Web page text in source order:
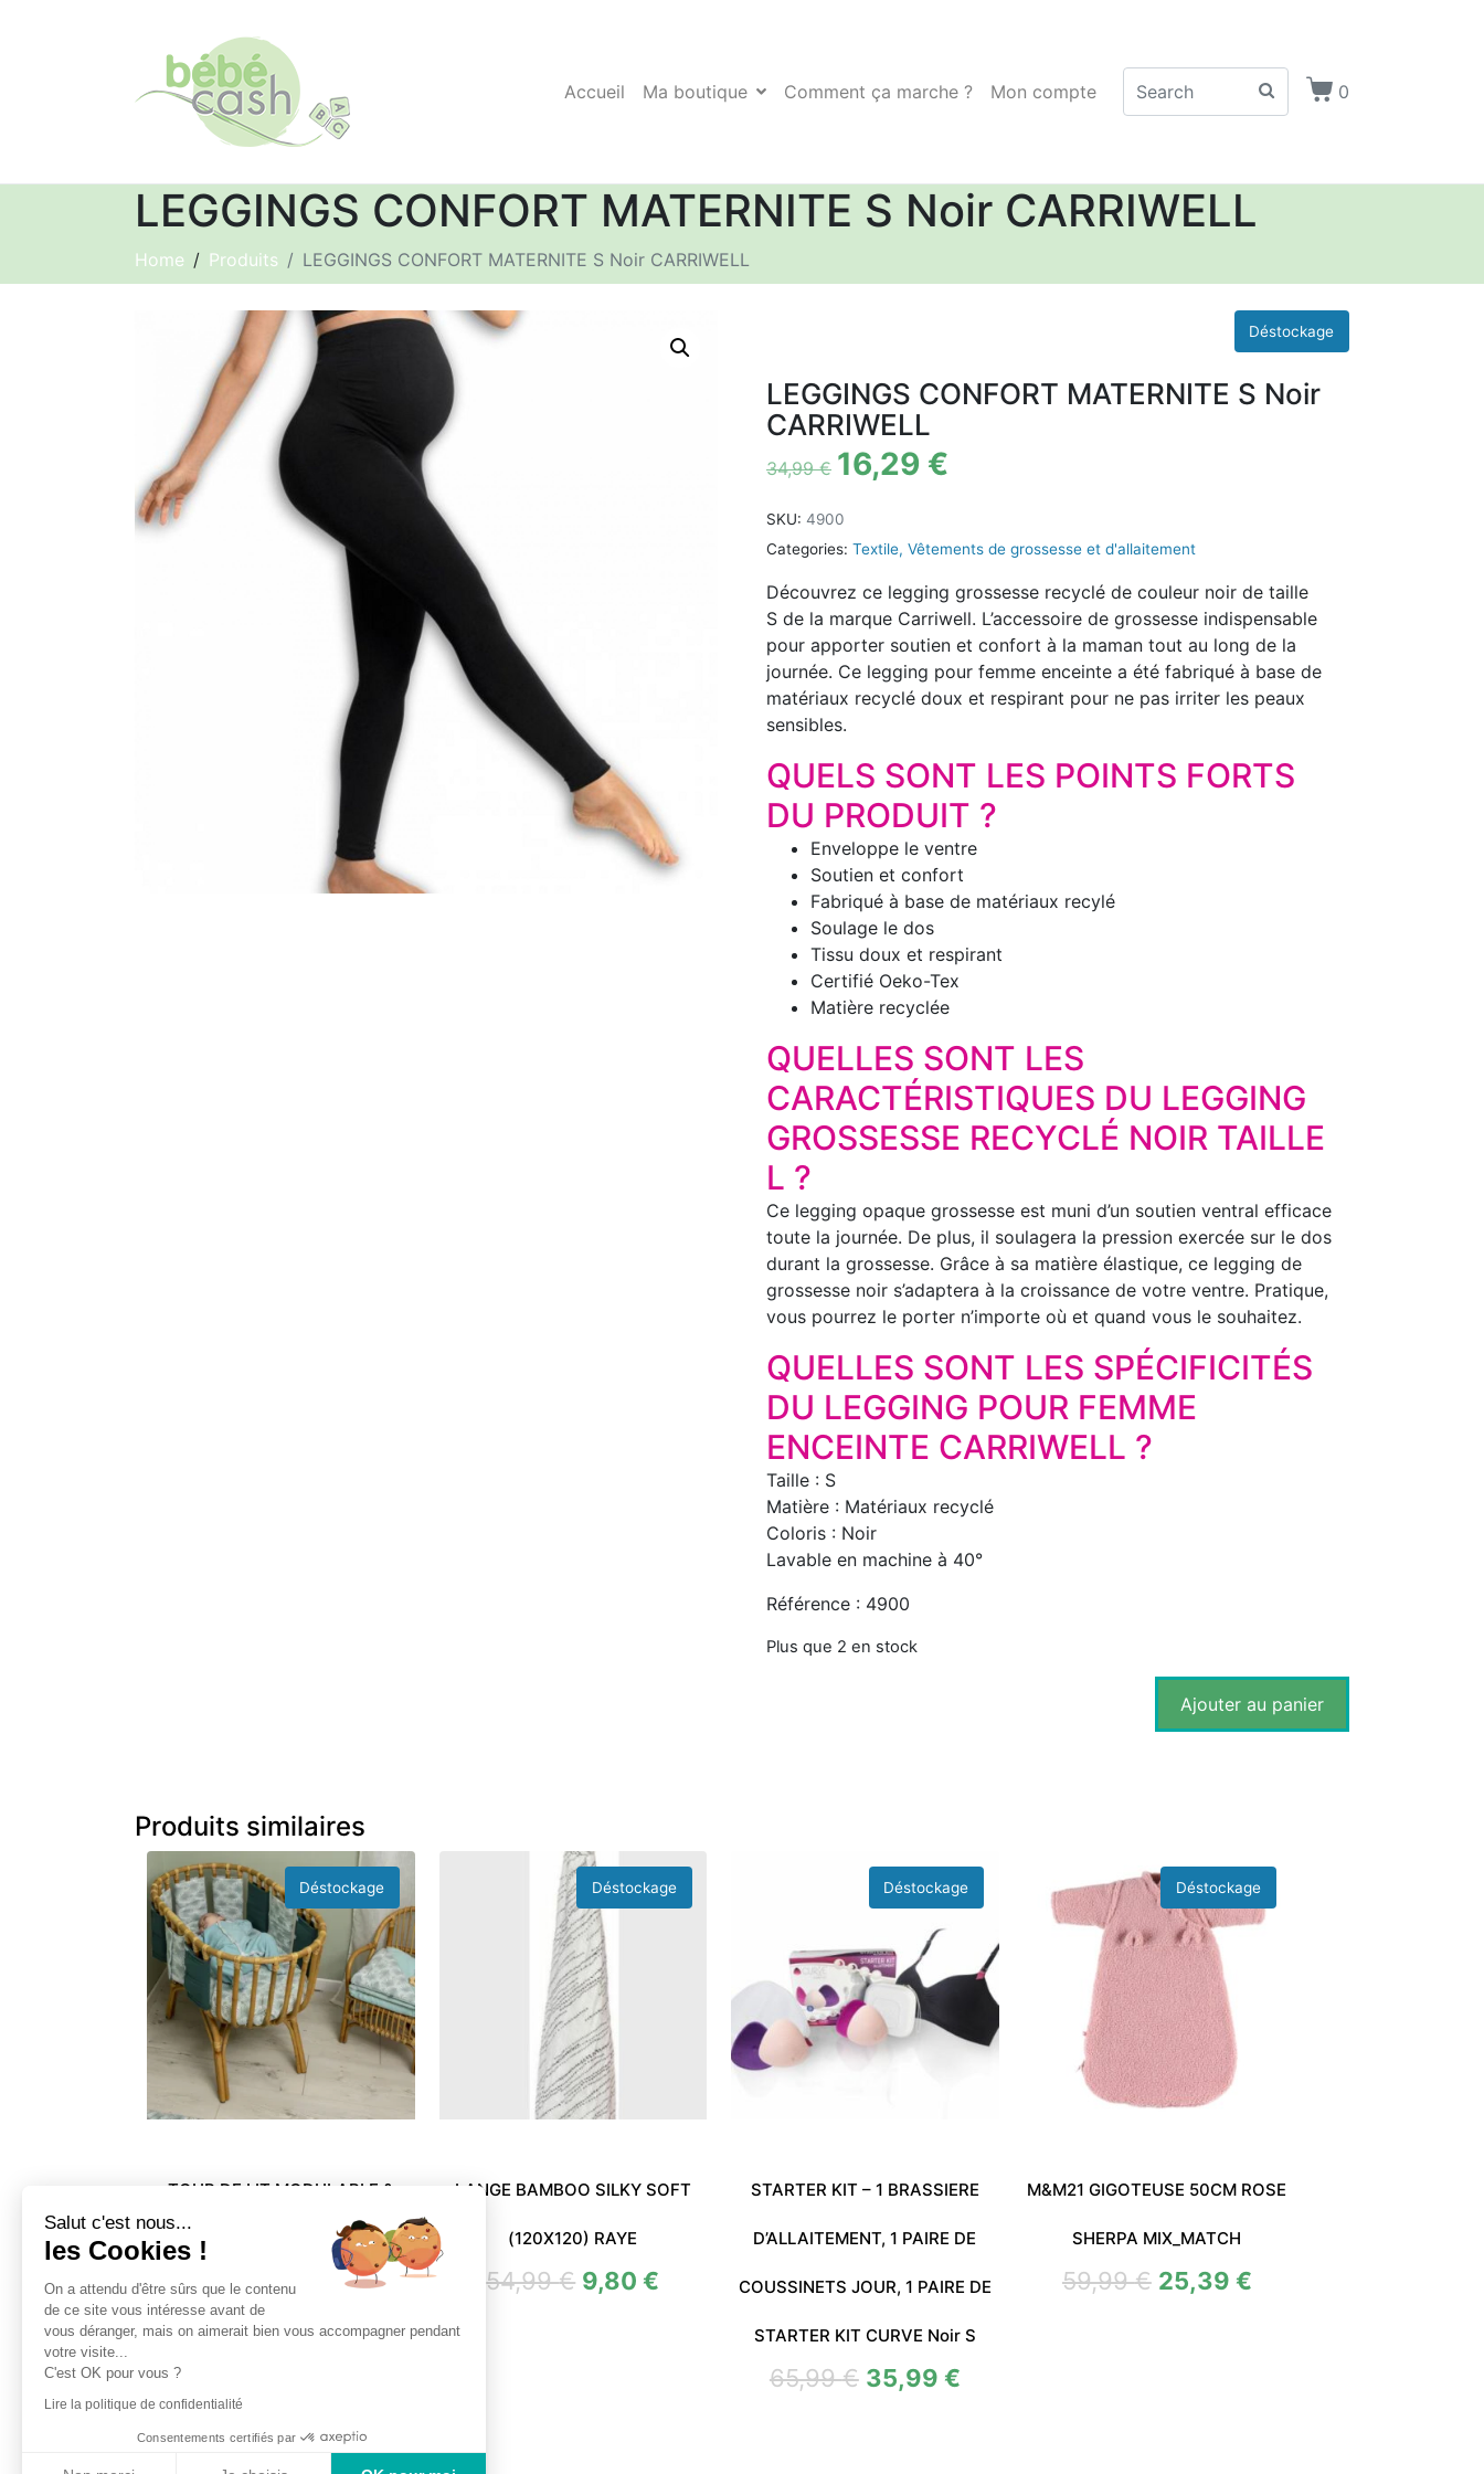
Accueil Ma boutique Comment ça marche ? Mon compte 0
LEGGINGS CONFORT MATERNITE S Noir CARRIWELL
Home Produits LEGGINGS CONFORT MATERNITE S Noir CARRIWELL
LEGGINGS CONFORT MATERNITE S Noir
CARRIWELL
34,99€ 16,29 €
SKU: 4900
Categories: Textile, Vêtements de grossesse et d'allaitement
Découvrez ce legging grossesse recyclé de couleur noir de taille
S de la marque Carriwell. L’accessoire de grossesse indispensable
pour apporter soutien et confort à la maman tout au long de la
journée. Ce legging pour femme enceinte a été fabriqué à base de
matériaux recyclé doux et respirant pour ne pas irriter les peaux
sensibles.
QUELS SONT LES POINTS FORTS
DU PRODUIT ?
Enveloppe le ventre
Soutien et confort
Fabriqué à base de matériaux recylé
Soulage le dos
Tissu doux et respirant
Certifié Oeko-Tex
Matière recyclée
QUELLES SONT LES
CARACTÉRISTIQUES DU LEGGING
GROSSESSE RECYCLÉ NOIR TAILLE
L ?
Ce legging opaque grossesse est muni d’un soutien ventral efficace
toute la journée. De plus, il soulagera la pression exercée sur le dos
durant la grossesse. Grâce à sa matière élastique, ce legging de
grossesse noir s’adaptera à la croissance de votre ventre. Pratique,
vous pourrez le porter n’importe où et quand vous le souhaitez.
QUELLES SONT LES SPÉCIFICITÉS
DU LEGGING POUR FEMME
ENCEINTE CARRIWELL ?
Taille : S
Matière : Matériaux recyclé
Coloris : Noir
Lavable en machine à 40°
Référence : 4900
Plus que 2 en stock
Ajouter au panier
Produits similaires
TOUR DE LIT MODULABLE &
RESPIRANT (10 EPALM SPRINGS)
BB&CO
54,99€ 15,00€
LANGE BAMBOO SILKY SOFT
(120X120) RAYE
54,99€ 9,80€
STARTER KIT – 1 BRASSIERE
D’ALLAITEMENT, 1 PAIRE DE
COUSSINETS JOUR, 1 PAIRE DE
STARTER KIT CURVE Noir S
65,99€ 35,99 €
M&M21 GIGOTEUSE 50CM ROSE
SHERPA MIX_MATCH
59,99€ 25,39 €
Salut c'est nous...
les Cookies !
On a attendu d'être sûrs que le contenu
de ce site vous intéresse avant de
vous déranger, mais on aimerait bien vous accompagner pendant
votre visite...
C'est OK pour vous ?
Lire la politique de confidentialité
Consentements certifiés par